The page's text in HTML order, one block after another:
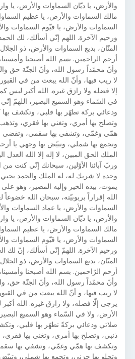
والأرض، يا ديّان السماوات والأرض، يا
مالك السماوات والأرض، يا عظيم
السماوات والأرض، يا قيّوم السماوات
ورحيم الآخرة. اللهم إنّي أسألك، لك الحمد
المنّان، بديع السماوات والأرض، ذو
أرحم الراحمين. بسم الله أصبحنا وأمسينا،
وأنّ محمّداً رسول الله، وأنّ الجنّة حق
لا ريب فيها، وأنّ الله يبعث من في
إلا فضله ولا رازق غيره. الله أكبر
في السّماء وهو السميع البصير، اللهمّ
ودعائي بركة تطهّر بها قلبي، وتكشف بها
وتصلح بها أمري، وتغني بها فقري،
همّي وغمّي، وتشفي بها سقمي، وتقضي
وتجمع بها شملي، وتبيّض بها وجهي يا أرحم
الملك الحق المبين، لا إله إلا الله العدل
وربّ آبائنا الأوّلين، سبحانك إنّي كنت من
وحده لا شريك له، له الملك والحمد
يموت، بيده الخير وإليه المصير، وهو
الله إقراراً بربوبيّته، سبحان الله خضوعاً
السماوات والأرض، يا عماد السماوات
والأرض، يا ديّان السماوات والأرض، يا
مالك السماوات والأرض، يا عظيم
السماوات والأرض، يا قيّوم السماوات
ورحيم الآخرة. اللهمّ إنّي أسألك، إنّ لك
المنّان، بديع السماوات والأرض، ذو
أرحم الرّاحمين. بسم الله أصبحنا وأمسينا،
وأنّ محمّداً رسول الله، وأنّ الجنّة حق،
لا ريب فيها، و أنّ الله يبعث من في
يرجى إلّا فضله، ولا رازق غيره. الله
الأرض، ولا في السّماء وهو السميع
صلاتي ودعائي بركةً تطهّر بها قلبي،
ذنبي، وتصلح بها أمري، وتغني بها
وتكشف بها همّي وغمّي، وتشفي بها
وتجلو بها حزني، وتجمع بها شملي،